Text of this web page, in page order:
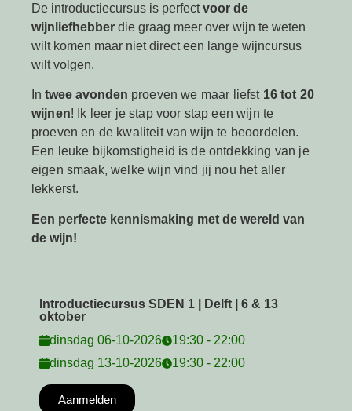
De introductiecursus is perfectvoor de
wijnliefhebber die graag meer over wijn te weten
wilt komen maar niet direct een lange wijncursus
wilt volgen.
In twee avonden proeven we maar liefst 16 tot 20
wijnen! Ik leer je stap voor stap een wijn te
proeven en de kwaliteit van wijn te beoordelen.
Een leuke bijkomstigheid is de ontdekking van je
eigen smaak, welke wijn vind jij nou het aller
lekkerst.
Een perfecte kennismaking met de wereld van
de wijn!
Introductiecursus SDEN 1 | Delft | 6 & 13
oktober
dinsdag 06-10-2026
19:30 - 22:00
dinsdag 13-10-2026
19:30 - 22:00
Aanmelden